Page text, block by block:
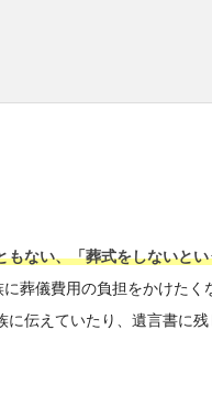
ない、「葬式をしないと
葬儀費用の負担をかけたく
伝えていたり、遺言書に残